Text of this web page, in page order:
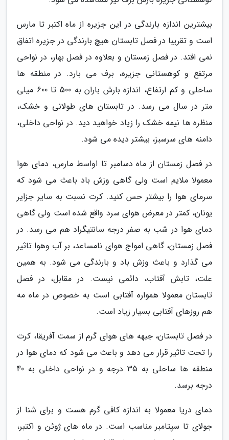
بیشترین اندازه بارندگی در این جزیره از ماه اکتبر تا مارس
است و تقریبا در فصل تابستان هیچ بارندگی در جزیره اتفاق
نمی افتد. در فصل زمستان و بعلاوه در فصل بهار، در نواحی
مرتفع و کوهستانی جزیره، برف می بارد. در منطقه ها
ساحلی و کم ارتفاع، اندازه بارش باران به 500 تا 600 میلی
متر در سال می رسد. در تابستان های طولانی و خشک،
منظره ها نیمه خشک را زیاد خواهید دید. در نواحی داخلی،
دامنه های سرسبز، بیشتر دیده می شود.
در فصل زمستان از ماه دسامبر تا اواسط مارس، دمای هوا
معمولا ملایم است ولی گاهی وزش باد باعث می شود که
سرمای هوا را بیشتر حس کنید. کرت نسبت به سایر جزایر
یونان، کمتر در معرض هوای سرد واقع شده است ولی گاهی
دمای هوا در شب به صفر درجه سانتیگراد هم می رسد. در
فصل زمستان، گاهی امواج هوای نامساعد، بر آب وهوا تاثیر
می گذارد و باعث وزش باد و بارندگی می شود. به همین
علت، تابش آفتاب، دائمی نیست. در مقابل، در فصل
تابستان معمولا همواره آفتابی است به خصوص در ماه مه
هم روزهای آفتابی بسیار زیاد است.
در فصل تابستان، جبهه های هوای گرم از سمت آفریقا، کرت
را تحت تاثیر قرار می دهد و باعث می شود که دمای هوا در
منطقه ها ساحلی به 35 درجه و در نواحی داخلی به 40
درجه برسد.
دمای دریا معمولا به اندازه کافی گرم هست و برای شنا از
جولای تا سپتامبر مناسب است. در ماه های ژوئن و اکتبر،